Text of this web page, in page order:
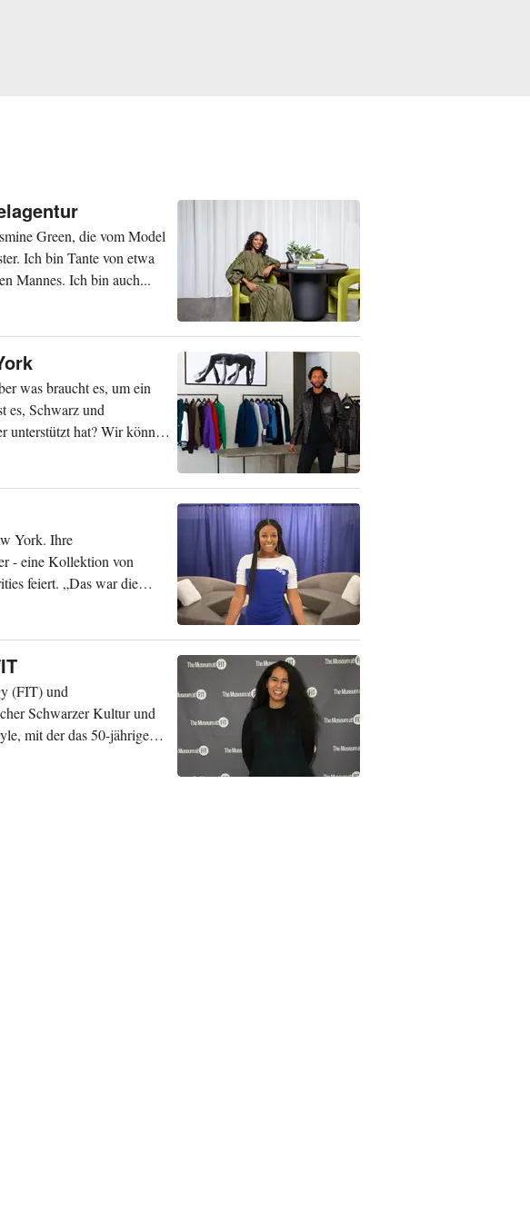
Green, die vom Model
Ich bin Tante von etwa
Mannes. Ich bin auch...
was braucht es, um ein
es, Schwarz und
unterstützt hat? Wir können
York. Ihre
- eine Kollektion von
feiert. „Das war die
(FIT) und
Schwarzer Kultur und
mit der das 50-jährige